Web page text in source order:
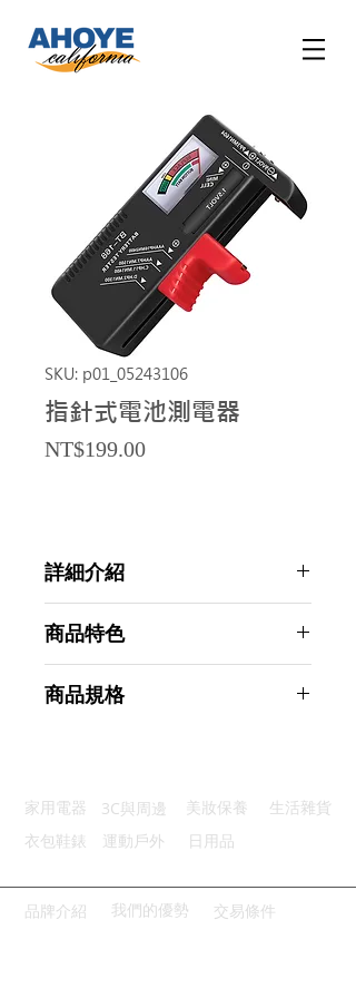
SKU: p01_05243106
指針式電池測電器
NT$199.00Price
詳細介紹
商品特色
廣泛測量：可測量多種型號的電池
商品規格
商品尺寸：11.5*6.5*2.5cm
商品重量(g)：50
代理商：亞桓有限公司
家用電器 3C與周邊 美妝保養
生活雜貨
衣包鞋錶
運動戶外 日用品
品牌介紹 我們的優勢 交易條件